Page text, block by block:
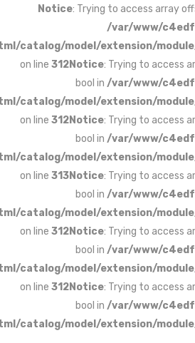
1fb44a4c1cce/public_html/
on line
1fb44a4c1cce/public_html/
on line
1fb44a4c1cce/public_html/
on line
1fb44a4c1cce/public_html/
on line
1fb44a4c1cce/public_html/
on line
1fb44a4c1cce/public_html/